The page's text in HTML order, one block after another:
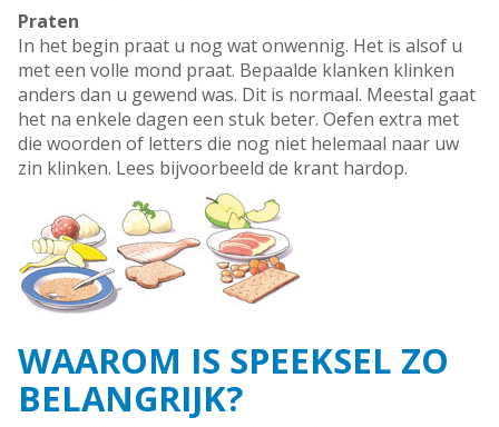
Praten
In het begin praat u nog wat onwennig. Het is alsof u
met een volle mond praat. Bepaalde klanken klinken
anders dan u gewend was. Dit is normaal. Meestal gaat
het na enkele dagen een stuk beter. Oefen extra met
die woorden of letters die nog niet helemaal naar uw
zin klinken. Lees bijvoorbeeld de krant hardop.
WAAROM IS SPEEKSEL ZO
BELANGRIJK?